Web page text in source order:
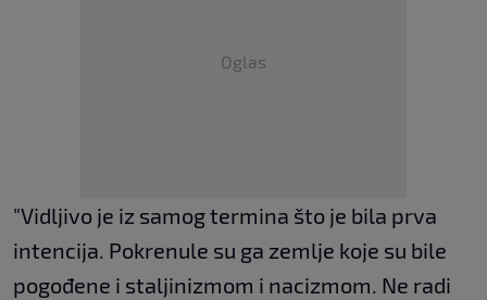
Oglas
"Vidljivo je iz samog termina što je bila prva
intencija. Pokrenule su ga zemlje koje su bile
pogođene i staljinizmom i nacizmom. Ne radi